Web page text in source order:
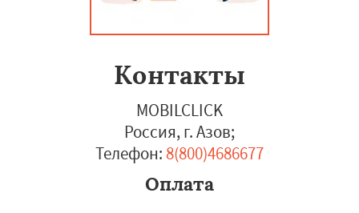
Контакты
MOBILCLICK
Россия, г. Азов;
Телефон: 8(800)4686677
Оплата